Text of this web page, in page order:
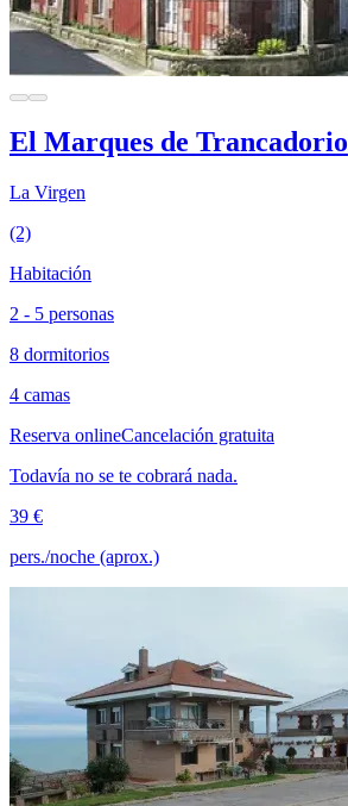
El Marques de Trancadorio
La Virgen
(2)
Habitación
2 - 5 personas
8 dormitorios
4 camas
Reserva onlineCancelación gratuita
Todavía no se te cobrará nada.
39 €
pers./noche (aprox.)